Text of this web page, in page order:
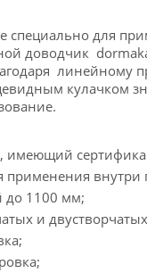
специально для
доводчик
линейному
кулачком
имеющий
применения
до 1100 мм;
и